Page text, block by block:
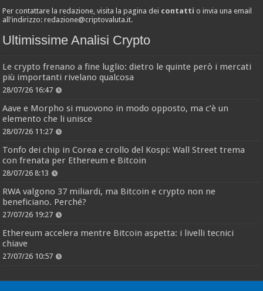
Per contattare la redazione, visita la pagina dei contatti o invia una email
all'indirizzo:redazione@criptovaluta.it.
Ultimissime Analisi Crypto
Le crypto frenano a fine luglio: dietro le quinte però i mercati
più importanti rivelano qualcosa
28/07/26 16:47
Aave e Morpho si muovono in modo opposto, ma c’è un
elemento che li unisce
28/07/26 11:27
Tonfo dei chip in Corea e crollo del Kospi: Wall Street trema
con frenata per Ethereum e Bitcoin
28/07/26 8:13
RWA valgono 37 miliardi, ma Bitcoin e crypto non ne
beneficiano. Perché?
27/07/26 19:27
Ethereum accelera mentre Bitcoin aspetta: i livelli tecnici
chiave
27/07/26 10:57